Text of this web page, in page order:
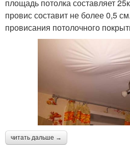
площадь потолка составляет
провис составит не более 0,5
провисания потолочного
читать дальше →